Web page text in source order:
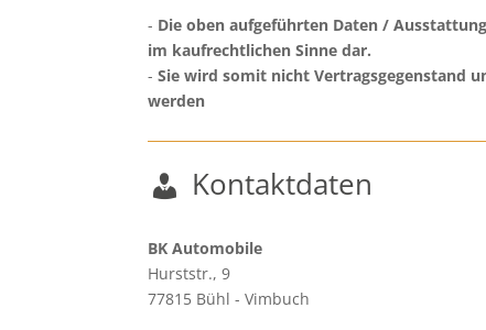
Die oben aufgeführten Daten /
im kaufrechtlichen Sinne dar.
Sie wird somit nicht Vertragsgegenstand
werden
Kontaktdaten
BK Automobile
Hurststr., 9
77815 Bühl - Vimbuch